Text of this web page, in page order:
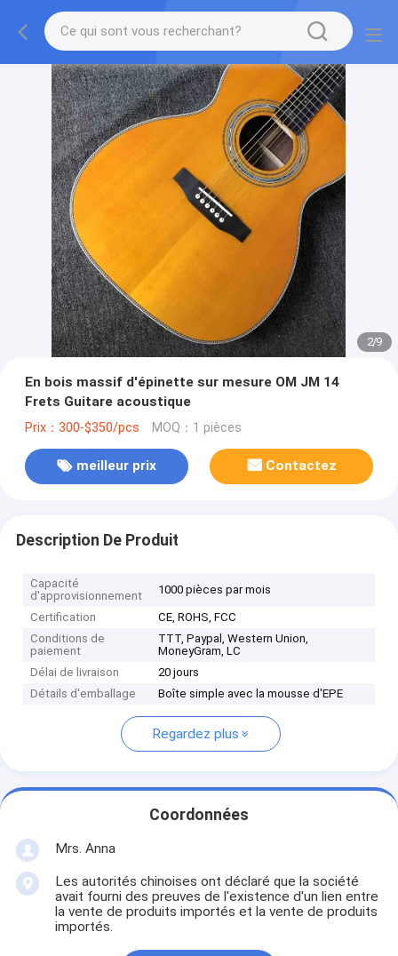
2/9
En bois massif d'épinette sur mesure OM JM 14
Frets Guitare acoustique
Prix：300-$350/pcs MOQ：1 pièces
meilleur prix Contactez
Description De Produit
Capacité
d'approvisionnement
1000 pièces par mois
Certification
CE, ROHS, FCC
Conditions de
paiement
TTT, Paypal, Western Union,
MoneyGram, LC
Délai de livraison
20 jours
Détails d'emballage
Boîte simple avec la mousse d'EPE
Regardez plus
Coordonnées
Mrs. Anna
Les autorités chinoises ont déclaré que la société
avait fourni des preuves de l'existence d'un lien entre
la vente de produits importés et la vente de produits
importés.